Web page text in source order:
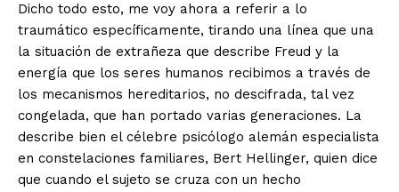
Dicho todo esto, me voy ahora a referir a lo
traumático específicamente, tirando una línea que una
la situación de extrañeza que describe Freud y la
energía que los seres humanos recibimos a través de
los mecanismos hereditarios, no descifrada, tal vez
congelada, que han portado varias generaciones. La
describe bien el célebre psicólogo alemán especialista
en constelaciones familiares, Bert Hellinger, quien dice
que cuando el sujeto se cruza con un hecho